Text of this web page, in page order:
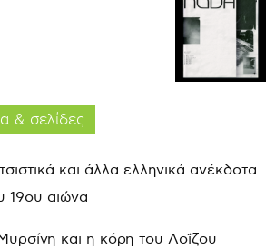
& σελίδες
και άλλα ελληνικά ανέκδοτα
19ου αιώνα
και η κόρη του Λοΐζου